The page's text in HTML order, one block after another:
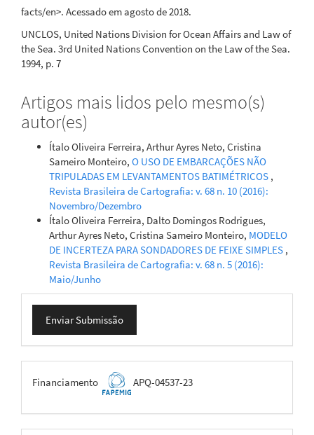
facts/en>. Acessado em agosto de 2018.
UNCLOS, United Nations Division for Ocean Affairs and Law of
the Sea. 3rd United Nations Convention on the Law of the Sea.
1994, p. 7
Artigos mais lidos pelo mesmo(s)
autor(es)
Ítalo Oliveira Ferreira, Arthur Ayres Neto, Cristina
Sameiro Monteiro, O USO DE EMBARCAÇÕES NÃO
TRIPULADAS EM LEVANTAMENTOS BATIMÉTRICOS ,
Revista Brasileira de Cartografia: v. 68 n. 10 (2016):
Novembro/Dezembro
Ítalo Oliveira Ferreira, Dalto Domingos Rodrigues,
Arthur Ayres Neto, Cristina Sameiro Monteiro, MODELO
DE INCERTEZA PARA SONDADORES DE FEIXE SIMPLES ,
Revista Brasileira de Cartografia: v. 68 n. 5 (2016):
Maio/Junho
Enviar
Submissão
Enviar Submissão
FAPEMIG
Financiamento APQ-04537-23